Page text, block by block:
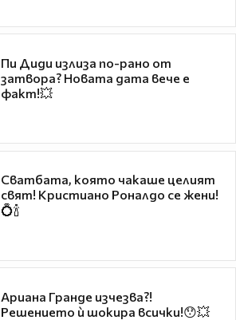
Пи Диди излиза по-рано от
затвора? Новата дата вече е
факт!💥
Сватбата, която чакаше целият
свят! Кристиано Роналдо се жени!
💍🍾
Ариана Гранде изчезва?!
Решението ѝ шокира всички!😯💥